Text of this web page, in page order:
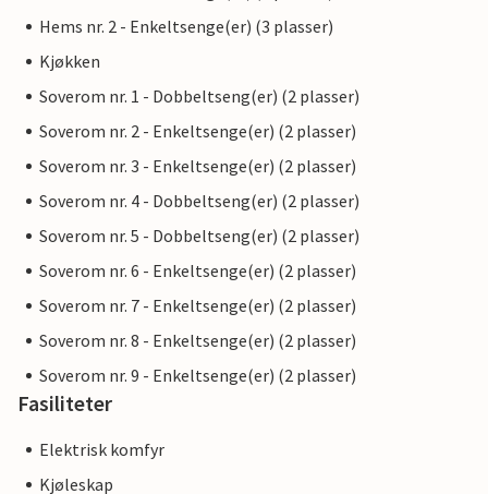
Hems nr. 2 - Enkeltsenge(er) (3 plasser)
Kjøkken
Soverom nr. 1 - Dobbeltseng(er) (2 plasser)
Soverom nr. 2 - Enkeltsenge(er) (2 plasser)
Soverom nr. 3 - Enkeltsenge(er) (2 plasser)
Soverom nr. 4 - Dobbeltseng(er) (2 plasser)
Soverom nr. 5 - Dobbeltseng(er) (2 plasser)
Soverom nr. 6 - Enkeltsenge(er) (2 plasser)
Soverom nr. 7 - Enkeltsenge(er) (2 plasser)
Soverom nr. 8 - Enkeltsenge(er) (2 plasser)
Soverom nr. 9 - Enkeltsenge(er) (2 plasser)
Fasiliteter
Elektrisk komfyr
Kjøleskap